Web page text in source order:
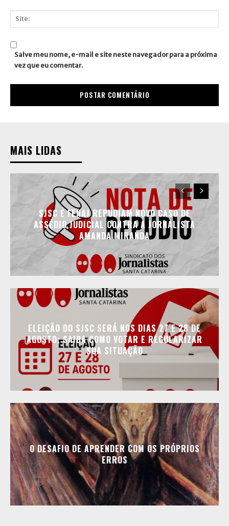
mail:*
Salve meu nome, e-mail e site neste navegador para a próxima
vez que eu comentar.
MAIS LIDAS
SJSC E FENAJ REPUDIAM NOVO CASO DE
ASSÉDIO JUDICIAL CONTRA A JORNALISTA
AMANDA MIRANDA
ELEIÇÃO DO SJSC SERÁ NOS DIAS 27 E 28 DE
AGOSTO; SAIBA COMO VOTAR E REGULARIZAR
SUA SITUAÇÃO
O DESAFIO DE APRENDER COM OS PRÓPRIOS
ERROS